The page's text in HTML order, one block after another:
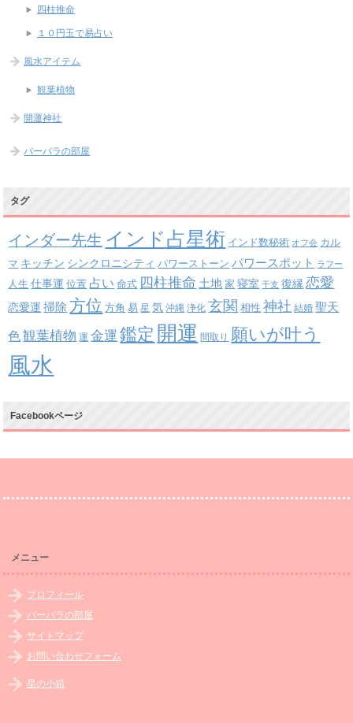
四柱推命
１０円玉で易占い
風水アイテム
観葉植物
開運神社
バーバラの部屋
タグ
インダー先生 インド占星術 インド数秘術 オフ会 カル
マ キッチン シンクロニシティ パワーストーン パワースポット ラフー
人生 仕事運 位置 占い 命式 四柱推命 土地 家 寝室 干支 復縁 恋愛
恋愛運 掃除 方位 方角 易 星 気 沖縄 浄化 玄関 相性 神社 結婚 聖天
色 観葉植物 運 金運 鑑定 開運 間取り 願いが叶う
風水
Facebookページ
メニュー
プロフィール
バーバラの部屋
サイトマップ
お問い合わせフォーム
星の小箱